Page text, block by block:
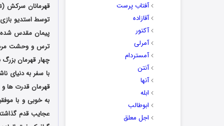
آفتاب پرست
آقازاده
آکتور
آمرلی
آمستردام
آنتن
آنها
ابله
ابوطالب
اجل معلق
پیمان مقدس شده
ترس و وحشت مردم
چهار قهرمان
با سفر به دنیای
قهرمان قدرت ها و
به خوبی و با
عجایب قدم